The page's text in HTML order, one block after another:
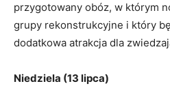
przygotowany obóz, w którym
grupy rekonstrukcyjne i który
dodatkowa atrakcja dla
Niedziela (13 lipca)